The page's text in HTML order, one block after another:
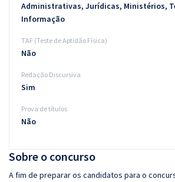
Sobre o concurso
A fim de preparar os candidatos para o
Administrativas, Jurídicas, Ministérios,
Informação
TAF (Teste de Aptidão Física)
Não
Redação Discursiva
Sim
Prova de títulos
Não